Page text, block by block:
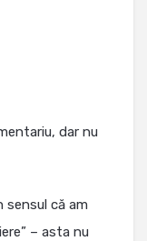
dar nu
sensul că am
– asta nu